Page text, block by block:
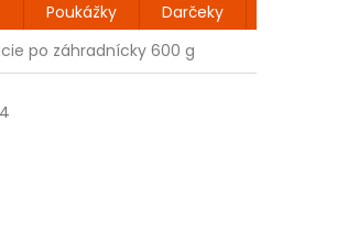
Poukážky Darčeky
po záhradnícky 600 g